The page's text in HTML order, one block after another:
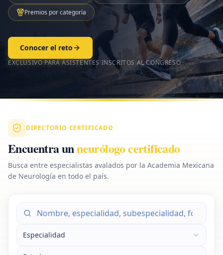
Premios por categoría
Conocer el reto
EXCLUSIVO PARA ASISTENTES INSCRITOS AL CONGRESO
DIRECTORIO CERTIFICADO
Encuentra unneurólogo certificado
Busca entre especialistas avalados por la Academia Mexicana
de Neurología en todo el país.
Especialidad